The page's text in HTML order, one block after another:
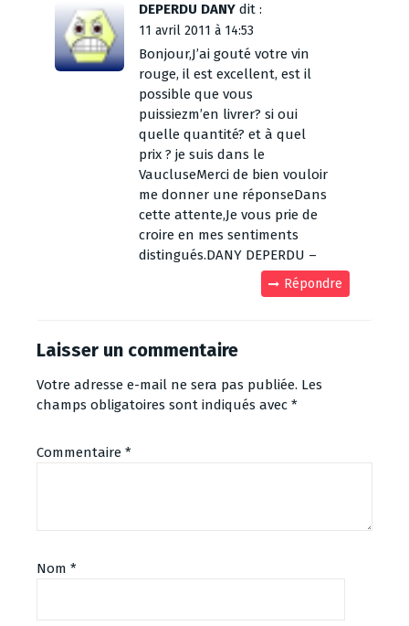
DEPERDU DANY dit :
11 avril 2011 à 14:53
Bonjour,J’ai gouté votre vin
rouge, il est excellent, est il
possible que vous
puissiezm’en livrer? si oui
quelle quantité? et à quel
prix ? je suis dans le
VaucluseMerci de bien vouloir
me donner une réponseDans
cette attente,Je vous prie de
croire en mes sentiments
distingués.DANY DEPERDU –
Répondre
Laisser un commentaire
Votre adresse e-mail ne sera pas publiée. Les
champs obligatoires sont indiqués avec *
Commentaire *
Nom *